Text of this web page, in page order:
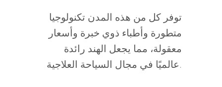
توفر كل من هذه المدن تكنولوجيا
متطورة وأطباء ذوي خبرة وأسعار
معقولة، مما يجعل الهند رائدة
عالميًا في مجال السياحة العلاجية.